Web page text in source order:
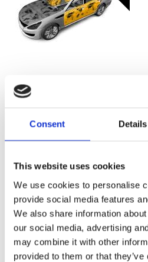
Consent Details
This website uses cookies
We use cookies to personalise
provide social media features
We also share information
our social media, advertising
may combine it with other
provided to them or that
Ljuddämpningskit för 4 dörrar
Komplett kit för dämpmaterial speciellt
anpassad för montering i 4 dörrar. Finns
i 2 olika prisklasser.
Från
Välj ...